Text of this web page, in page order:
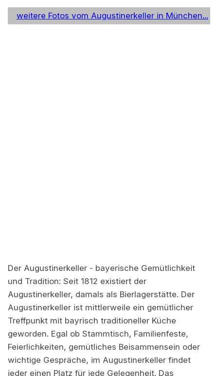
weitere Fotos vom Augustinerkeller in München...
Der Augustinerkeller - bayerische Gemütlichkeit
und Tradition: Seit 1812 existiert der
Augustinerkeller, damals als Bierlagerstätte. Der
Augustinerkeller ist mittlerweile ein gemütlicher
Treffpunkt mit bayrisch traditioneller Küche
geworden. Egal ob Stammtisch, Familienfeste,
Feierlichkeiten, gemütliches Beisammensein oder
wichtige Gespräche, im Augustinerkeller findet
jeder einen Platz für jede Gelegenheit. Das